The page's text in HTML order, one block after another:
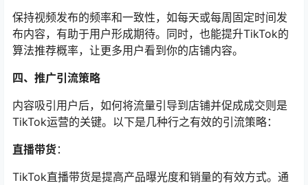
保持视频发布的频率和一致性，如每天或每周固定时间发
布内容，有助于用户形成期待。同时，也能提升TikTok的
算法推荐概率，让更多用户看到你的店铺内容。
四、推广引流策略
内容吸引用户后，如何将流量引导到店铺并促成成交则是
TikTok运营的关键。以下是几种行之有效的引流策略：
直播带货：
TikTok直播带货是提高产品曝光度和销量的有效方式。通